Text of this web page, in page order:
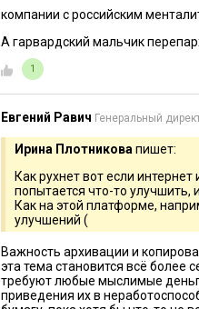
компании с российским
А гарвардский мальчик
1
Евгений Равич Генеральный
Ирина Плотникова пишет:
Как рухнет вот если
попытается что-то
Как на этой платформе,
улучшений (
Важность архивации и
эта тема становится всё
требуют любые мыслимые
приведения их в